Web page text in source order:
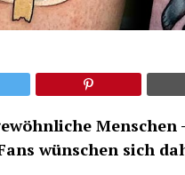
Menschen
wünschen sich